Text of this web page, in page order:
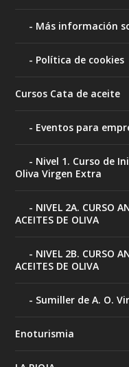
Más información
Política de cookies
Cursos Cata de aceite
Eventos para
Nivel 1. Curso de
Oliva Virgen Extra
NIVEL 2A. CURSO
ACEITES DE OLIVA
NIVEL 2B. CURSO
ACEITES DE OLIVA
Sumiller de A. O.
Enoturismia